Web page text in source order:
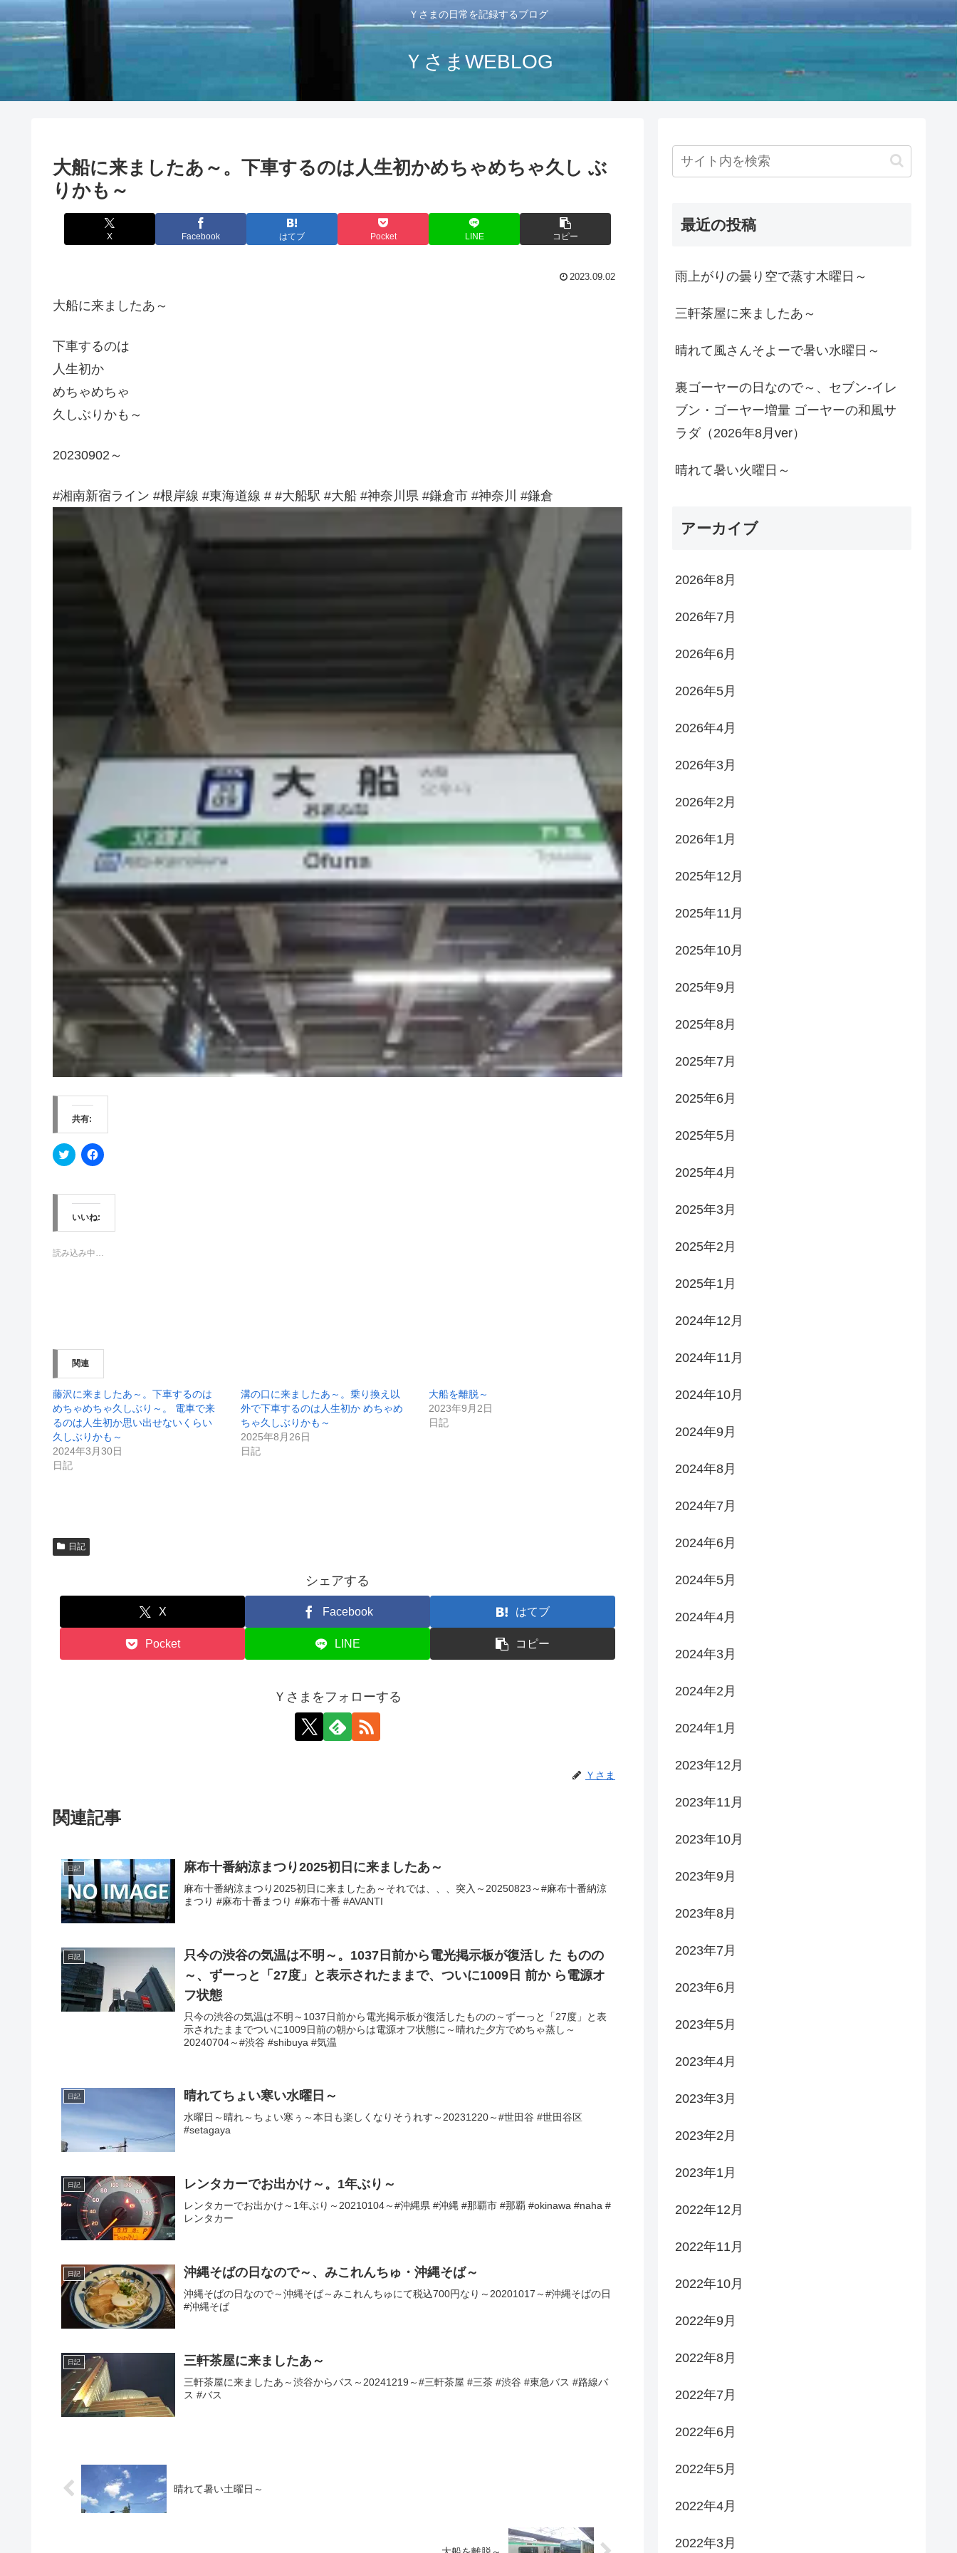
Ｙさまの日常を記録するブログ
ＹさまWEBLOG
大船に来ましたあ～。下車するのは人生初かめちゃめちゃ久し ぶ
りかも～
X Facebook はてブ Pocket LINE コピー
2023.09.02
大船に来ましたあ～
下車するのは
人生初か
めちゃめちゃ
久しぶりかも～
20230902～
#湘南新宿ライン #根岸線 #東海道線 # #大船駅 #大船 #神奈川県 #鎌倉市 #神奈川 #鎌倉
共有:
ク
リ
て
T
w
t
e
ィ
ド
開
き
ま
す
)
F
a
o
o
k
共
す
く
新
し
い
ウ
ィ
ン
ド
ウ
いいね:
読み込み中…
関連
藤沢に来ましたあ～。下車するのは
めちゃめちゃ久しぶり～。 電車で来
るのは人生初か思い出せないくらい
久しぶりかも～
2024年3月30日
日記
溝の口に来ましたあ～。乗り換え以
外で下車するのは人生初か めちゃめ
ちゃ久しぶりかも～
2025年8月26日
日記
大船を離脱～
2023年9月2日
日記
日記
シェアする
X Facebook はてブ
Pocket LINE コピー
Ｙさまをフォローする
Ｙさま
関連記事
日記 麻布十番納涼まつり2025初日に来ましたあ～
麻布十番納涼まつり2025初日に来ましたあ～それでは、、、突入～20250823～#麻布十番納涼
まつり #麻布十番まつり #麻布十番 #AVANTI
日記
只今の渋谷の気温は不明～。1037日前から電光掲示板が復活し た ものの
～、ずーっと「27度」と表示されたままで、ついに1009日 前か ら電源オ
フ状態
只今の渋谷の気温は不明～1037日前から電光掲示板が復活したものの～ずーっと「27度」と表
示されたままでついに1009日前の朝からは電源オフ状態に～晴れた夕方でめちゃ蒸し～
20240704～#渋谷 #shibuya #気温
日記 晴れてちょい寒い水曜日～
水曜日～晴れ～ちょい寒ぅ～本日も楽しくなりそうれす～20231220～#世田谷 #世田谷区
#setagaya
日記 レンタカーでお出かけ～。1年ぶり～
レンタカーでお出かけ～1年ぶり～20210104～#沖縄県 #沖縄 #那覇市 #那覇 #okinawa #naha #
レンタカー
日記 沖縄そばの日なので～、みこれんちゅ・沖縄そば～
沖縄そばの日なので～沖縄そば～みこれんちゅにて税込700円なり～20201017～#沖縄そばの日
#沖縄そば
日記 三軒茶屋に来ましたあ～
三軒茶屋に来ましたあ～渋谷からバス～20241219～#三軒茶屋 #三茶 #渋谷 #東急バス #路線バ
ス #バス
晴れて暑い土曜日～
最近の投稿
雨上がりの曇り空で蒸す木曜日～
三軒茶屋に来ましたあ～
晴れて風さんそよーで暑い水曜日～
裏ゴーヤーの日なので～、セブン-イレ
ブン・ゴーヤー増量 ゴーヤーの和風サ
ラダ（2026年8月ver）
晴れて暑い火曜日～
アーカイブ
2026年8月
2026年7月
2026年6月
2026年5月
2026年4月
2026年3月
2026年2月
2026年1月
2025年12月
2025年11月
2025年10月
2025年9月
2025年8月
2025年7月
2025年6月
2025年5月
2025年4月
2025年3月
2025年2月
2025年1月
2024年12月
2024年11月
2024年10月
2024年9月
2024年8月
2024年7月
2024年6月
2024年5月
2024年4月
2024年3月
2024年2月
2024年1月
2023年12月
2023年11月
2023年10月
2023年9月
2023年8月
2023年7月
2023年6月
2023年5月
2023年4月
2023年3月
2023年2月
2023年1月
2022年12月
2022年11月
2022年10月
2022年9月
2022年8月
2022年7月
2022年6月
2022年5月
2022年4月
2022年3月